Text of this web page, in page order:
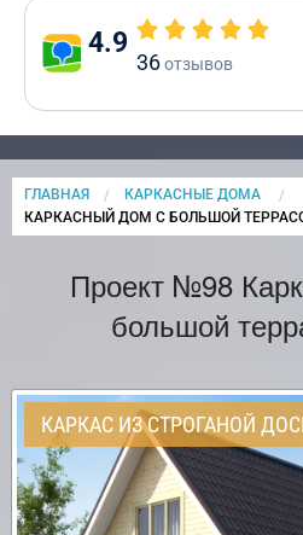
4.9
36отзывов
ГЛАВНАЯ
КАРКАСНЫЕ ДОМА
CURRENT:
КАРКАСНЫЙ ДОМ С БОЛЬШОЙ
Проект №98
большой
КАРКАС ИЗ СТРОГАНОЙ